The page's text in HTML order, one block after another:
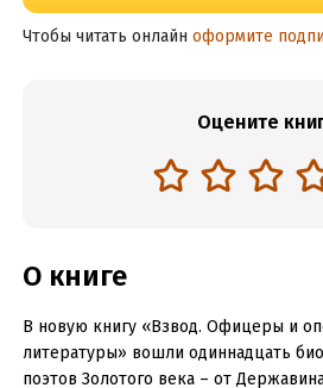
Чтобы читать онлайн оформите
Оцените
О книге
В новую книгу «Взвод. Офицеры и
литературы» вошли одиннадцать
поэтов Золотого века – от